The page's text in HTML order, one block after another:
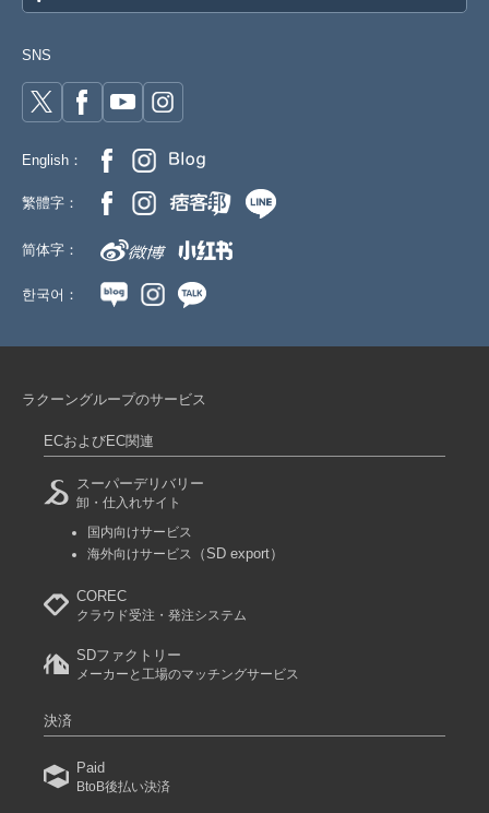
SNS
English：
繁體字：
简体字：
한국어：
ラクーングループのサービス
ECおよびEC関連
スーパーデリバリー
卸・仕入れサイト
国内向けサービス
海外向けサービス
（SD export）
COREC
クラウド受注・発注システム
SDファクトリー
メーカーと工場のマッチングサービス
決済
Paid
BtoB後払い決済